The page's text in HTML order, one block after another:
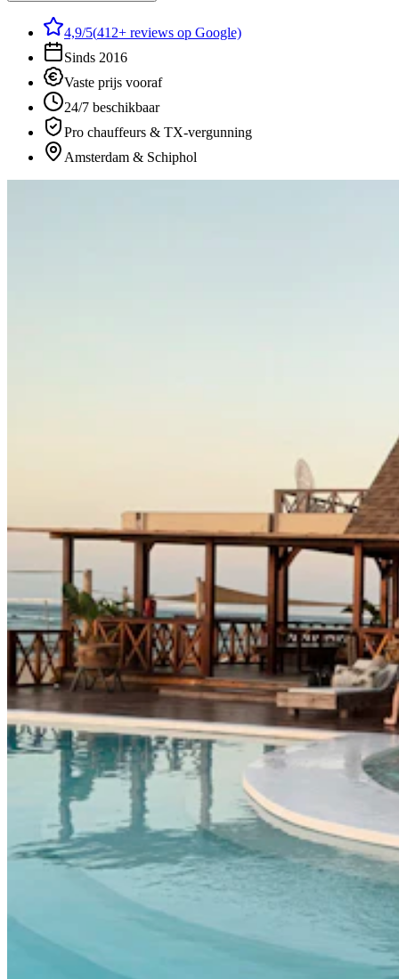
4,9/5(412+ reviews op Google)
Sinds 2016
Vaste prijs vooraf
24/7 beschikbaar
Pro chauffeurs & TX-vergunning
Amsterdam & Schiphol